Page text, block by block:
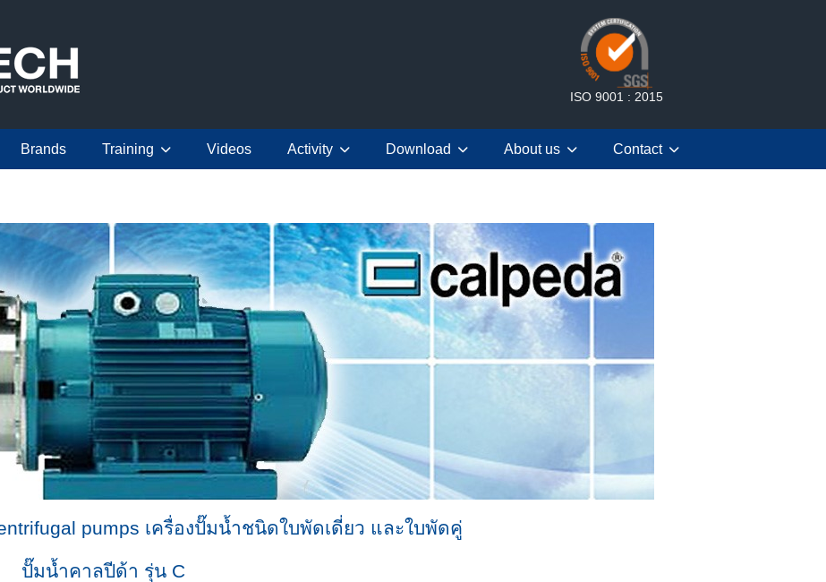
ISO 9001 : 2015
Brands Training Videos Activity Download About us Contact
pumps เครื่องปั๊มน้ำชนิดใบพัดเดี่ยว และใบพัดคู่
ปั๊มน้ำคาลปีด้า รุ่น C